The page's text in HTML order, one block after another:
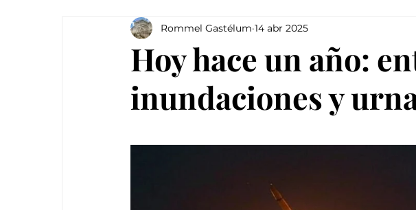
Hoy hace un año:
inundaciones y
Rommel Gastélum 14 abr 2025